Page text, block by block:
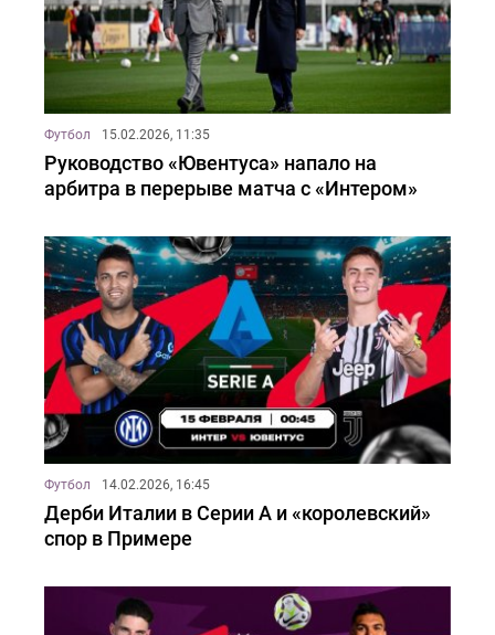
Футбол 15.02.2026, 11:35
Руководство «Ювентуса» напало на
арбитра в перерыве матча с «Интером»
Футбол 14.02.2026, 16:45
Дерби Италии в Серии А и «королевский»
спор в Примере